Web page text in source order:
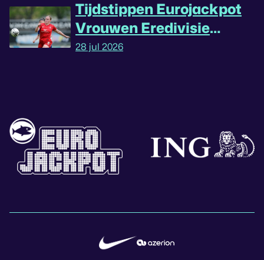
Tijdstippen Eurojackpot
Vrouwen Eredivisie
omgedraaid
28 jul 2026